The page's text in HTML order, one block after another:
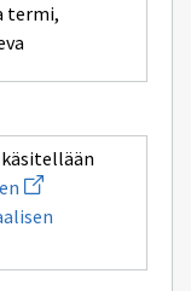
termi,
käsitellään
Avaa
uuden
ikkunan